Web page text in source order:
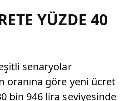
YÜZDE 40
senaryolar
oranına göre yeni ücret
bin 946 lira seviyesinde